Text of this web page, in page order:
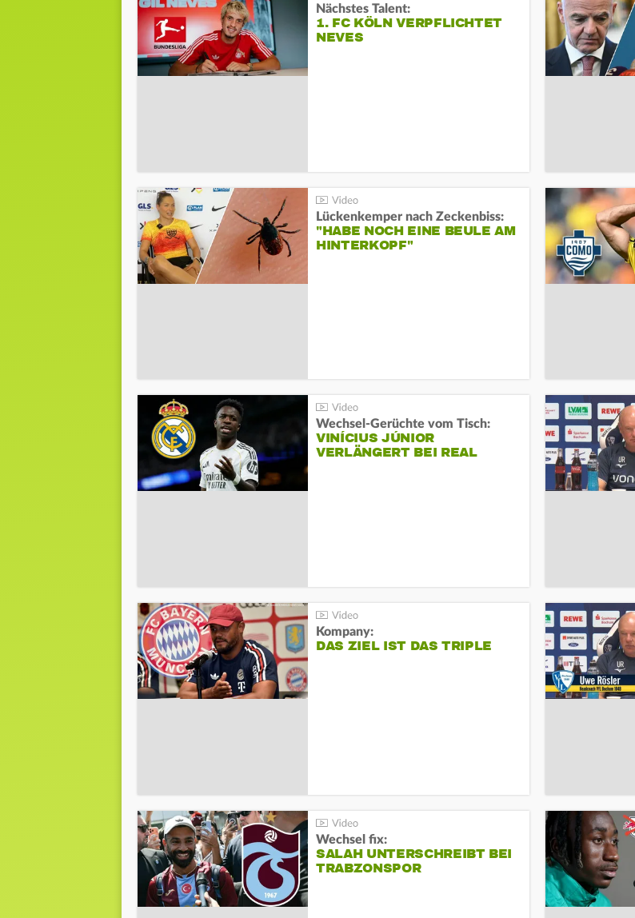
Nächstes Talent:
1. FC KÖLN VERPFLICHTET
NEVES
Lückenkemper nach Zeckenbiss:
"HABE NOCH EINE BEULE AM
HINTERKOPF"
Wechsel-Gerüchte vom Tisch:
VINÍCIUS JÚNIOR
VERLÄNGERT BEI REAL
Kompany:
DAS ZIEL IST DAS TRIPLE
Wechsel fix:
SALAH UNTERSCHREIBT BEI
TRABZONSPOR